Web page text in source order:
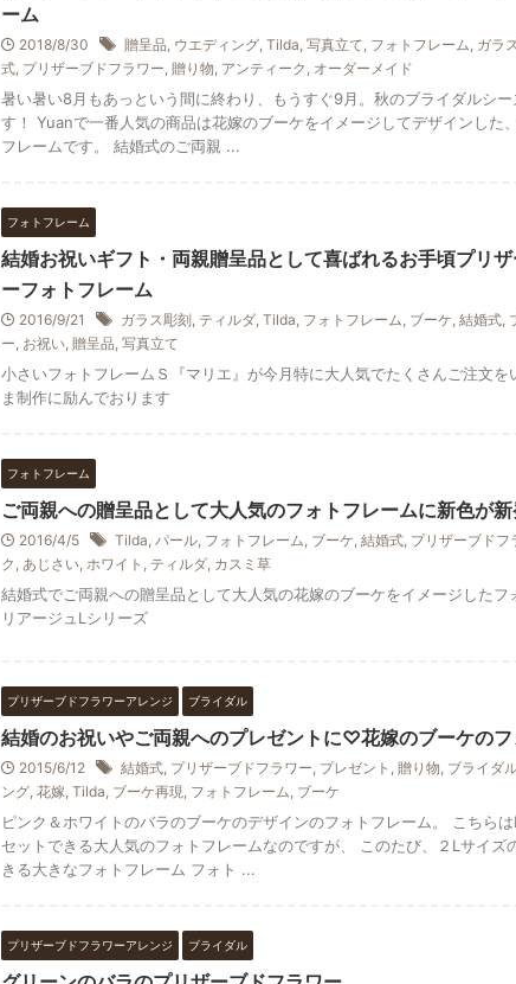
ーム
2018/8/30 贈呈品 ウエディング Tilda 写真立て フォトフレーム ガラ
式 プリザーブドフラワー 贈り物 アンティーク オーダーメイド
暑い暑い8月もあっという間に終わり、もうすぐ9月。秋のブライダルシ
す！ Yuanで一番人気の商品は花嫁のブーケをイメージしてデザインした
フレームです。 結婚式のご両親 ...
フォトフレーム
結婚お祝いギフト・両親贈呈品として喜ばれるお手頃プリ
ーフォトフレーム
2016/9/21 ガラス彫刻 ティルダ Tilda フォトフレーム ブーケ 結婚式
ー お祝い 贈呈品 写真立て
小さいフォトフレームＳ『マリエ』が今月特に大人気でたくさんご注文を
ま制作に励んでおります
フォトフレーム
ご両親への贈呈品として大人気のフォトフレームに新色が新
2016/4/5 Tilda パール フォトフレーム ブーケ 結婚式 プリザーブドフ
ク あじさい ホワイト ティルダ カスミ草
結婚式でご両親への贈呈品として大人気の花嫁のブーケをイメージしたフ
リアージュLシリーズ
プリザーブドフラワーアレンジ ブライダル
結婚のお祝いやご両親へのプレゼントに♡花嫁のブーケの
2015/6/12 結婚式 プリザーブドフラワー プレゼント 贈り物 ブライダ
ング 花嫁 Tilda ブーケ再現 フォトフレーム ブーケ
ピンク＆ホワイトのバラのブーケのデザインのフォトフレーム。 こちら
セットできる大人気のフォトフレームなのですが、 このたび、２Lサイズ
きる大きなフォトフレーム フォト ...
プリザーブドフラワーアレンジ ブライダル